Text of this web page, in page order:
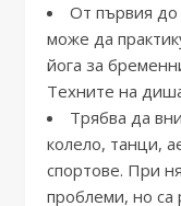
От първия до
може да
йога за
Техните на
Трябва да
колело, танци,
спортове. При
проблеми, но са